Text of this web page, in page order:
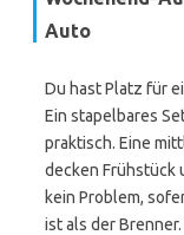
Auto
Du hast Platz für
Ein stapelbares
praktisch. Eine
decken Frühstück
kein Problem,
ist als der